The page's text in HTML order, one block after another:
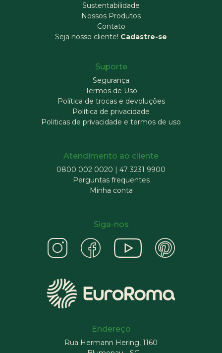
Sustentabilidade
Nossos Produtos
Contato
Seja nosso cliente! Cadastre-se
Suporte
Segurança
Termos de Uso
Política de trocas e devoluções
Política de privacidade
Politicas de privacidade e termos de uso
Atendimento ao cliente
0800 002 0020 | 47 3231 9900
Perguntas frequentes
Minha conta
Siga-nos
Endereço
Rua Hermann Hering, 1160